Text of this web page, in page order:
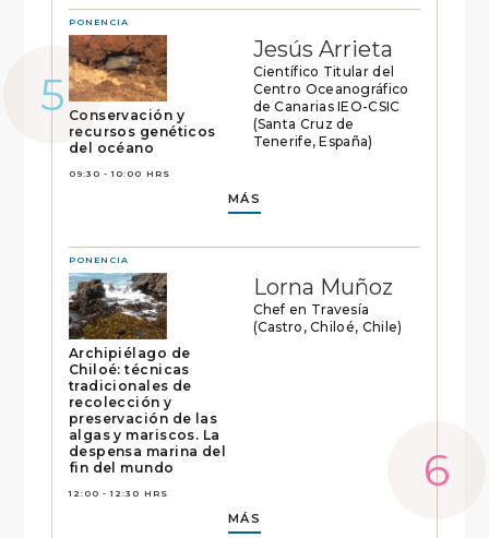
PONENCIA
Conservación y
recursos genéticos
del océano
09:30 - 10:00 HRS
Jesús Arrieta
Científico Titular del
Centro Oceanográfico
de Canarias IEO-CSIC
(Santa Cruz de
Tenerife, España)
MÁS
PONENCIA
Archipiélago de
Chiloé: técnicas
tradicionales de
recolección y
preservación de las
algas y mariscos. La
despensa marina del
fin del mundo
12:00 - 12:30 HRS
Lorna Muñoz
Chef en Travesía
(Castro, Chiloé, Chile)
MÁS